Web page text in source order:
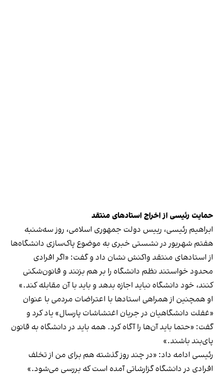
حمایت رئیسی از اخراج استادهای منتقد
ابراهیم رئیسی، رییس دولت جمهوری اسلامی، روز سه‌شنبه
هفتم شهریور در نشستی خبری به موضوع پاک‌سازی دانشگاه‌ها
از استادهای منتقد واکنش نشان داد و گفت: «اگر افرادی
محدود خواستند نظم دانشگاه را بر هم بزنند و قانون‌شکنی
کنند، خود دانشگاه نباید اجازه بدهد و باید با آن مقابله کند.»
او همچنین از همراهی استادها با اعتراضات مردمی با عنوان
«غفلت دانشگاهیان در جریان اغتشاشات پارسال» یاد کرد و
گفت: «حتما باید آن‌ها را آگاه کرد. همه باید در دانشگاه به قانون
پای‌بند باشند.»
رئیسی ادامه داد: «در چند روز گذشته هم برای من از تخلف
افرادی در دانشگاه گزارشاتی آمده است که بررسی می‌شود.»